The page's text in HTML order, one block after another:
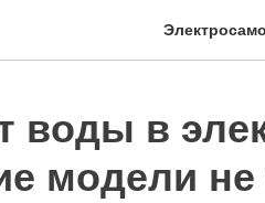
воды в
модели